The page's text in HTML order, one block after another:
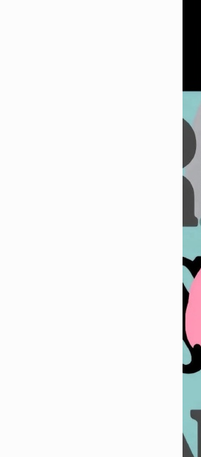
肖
的
22175
火
高
耐
18650
换
14374
的
成